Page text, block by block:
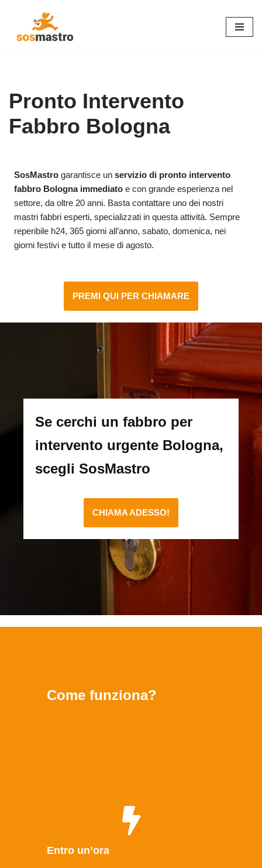
Pronto Intervento
Fabbro Bologna
SosMastro garantisce unservizio di pronto intervento
fabbro Bologna immediato e con grande esperienza nel
settore, da oltre 20 anni. Basta contattare uno dei nostri
mastri fabbri esperti, specializzati in questa attività. Sempre
reperibile h24, 365 giorni all’anno, sabato, domenica, nei
giorni festivi e tutto il mese di agosto.
PREMI QUI PER CHIAMARE
Se cerchi un fabbro per
intervento urgente Bologna,
scegli SosMastro
CHIAMA ADESSO!
Come funziona?
Entro un’ora